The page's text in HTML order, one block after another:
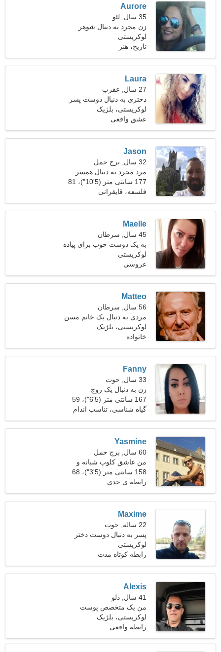
Aurore
35 سال, لئو
زن مجرد به دنبال شوهر
لوکریستی
تاریخ، هنر
Laura
27 سال, عقرب
دختری به دنبال دوست پسر
لوکریستی، بلژیک
عشق واقعی
Jason
32 سال, برج حمل
مرد مجرد به دنبال همسر
177 سانتی متر (5'10")، 81
کیلوگرم (178 پوند)
فلسفه، قایقرانی
Maelle
45 سال, سرطان
به یک دوست خوب برای پیاده
روی نیاز دارم
لوکریستی
عروسی
Matteo
56 سال, سرطان
مردی به دنبال یک خانم مسن
45-54
لوکریستی، بلژیک
خانواده
Fanny
33 سال, حوت
زن به دنبال یک زوج
167 سانتی متر (5'6")، 59
کیلوگرم (130 پوند)
گیاه شناسی، تناسب اندام
Yasmine
60 سال, برج حمل
من عاشق کلوپ شبانه و
مسافرت هستم
158 سانتی متر (5'3")، 68
کیلوگرم (149 پوند)
رابطه ی جدی
Maxime
22 ساله, حوت
پسر به دنبال دوست دختر
است 23-29
لوکریستی
رابطه کوتاه مدت
Alexis
41 سال, دلو
من یک متخصص پوست
هستم، به یک خانم جذاب نیاز
دارم
لوکریستی، بلژیک
رابطه واقعی